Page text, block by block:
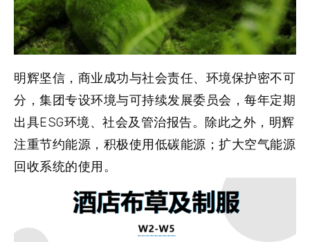
明辉坚信，商业成功与社会责任、环境保护密不可
分，集团专设环境与可持续发展委员会，每年定期
出具ESG环境、社会及管治报告。除此之外，明辉
注重节约能源，积极使用低碳能源；扩大空气能源
回收系统的使用。